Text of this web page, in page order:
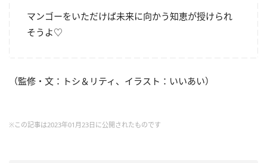
マンゴーをいただけば未来に向かう知恵が授けられ
そうよ♡
（監修・文：トシ＆リティ、イラスト：いいあい）
※この記事は2023年01月23日に公開されたものです